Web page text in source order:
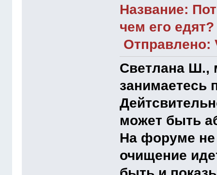
Название:
чем его едят?
Отправлено:
Светлана Ш.,
занимаетесь
может быть
На форуме не
очищение